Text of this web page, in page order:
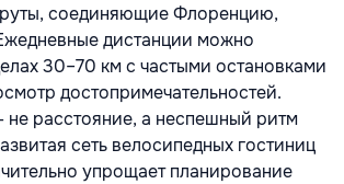
соединяющие Флоренцию,
дистанции можно
30–70 км с частыми остановками
достопримечательностей.
не расстояние, а неспешный ритм
сеть велосипедных гостиниц
упрощает планирование